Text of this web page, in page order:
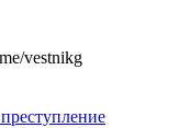
vestnikg